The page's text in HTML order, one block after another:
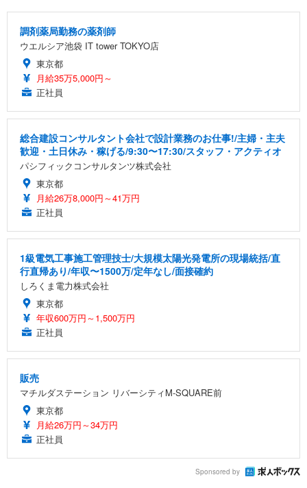
調剤薬局勤務の薬剤師
ウエルシア池袋 IT tower TOKYO店
東京都
月給35万5,000円～
正社員
総合建設コンサルタント会社で設計業務のお仕事!/主婦・主夫
歓迎・土日休み・稼げる/9:30〜17:30/スタッフ・アクティオ
パシフィックコンサルタンツ株式会社
東京都
月給26万8,000円～41万円
正社員
1級電気工事施工管理技士/大規模太陽光発電所の現場統括/直
行直帰あり/年収〜1500万/定年なし/面接確約
しろくま電力株式会社
東京都
年収600万円～1,500万円
正社員
販売
マチルダステーション リバーシティM-SQUARE前
東京都
月給26万円～34万円
正社員
Sponsored by